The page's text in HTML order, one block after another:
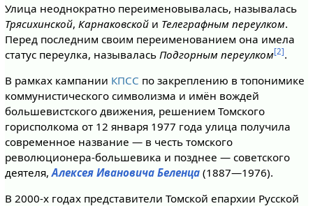
Улица неоднократно переименовывалась, называлась
Трясихинской, Карнаковскойи Телеграфным переулком.
Перед последним своим переименованием она имела
статус переулка, называлась Подгорным переулком[2].
В рамках кампании КПСС по закреплению в топонимике
коммунистического символизма и имён вождей
большевистского движения, решением Томского
горисполкома от 12 января 1977 года улица получила
современное название — в честь томского
революционера-большевика и позднее — советского
деятеля,Алексея Ивановича Беленца (1887—1976).
В 2000-х годах представители Томской епархии Русской